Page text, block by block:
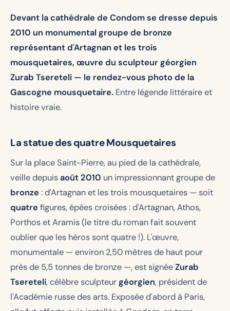
Devant la cathédrale de Condom se dresse depuis
2010 un monumental groupe de bronze
représentant d'Artagnan et les trois
mousquetaires, œuvre du sculpteur géorgien
Zurab Tsereteli — le rendez-vous photo de la
Gascogne mousquetaire. Entre légende littéraire et
histoire vraie.
La statue des quatre Mousquetaires
Sur la place Saint-Pierre, au pied de la cathédrale,
veille depuisaoût 2010 un impressionnant groupe de
bronze : d'Artagnan et les trois mousquetaires — soit
quatre figures, épées croisées : d'Artagnan, Athos,
Porthos et Aramis (le titre du roman fait souvent
oublier que les héros sont quatre !). L'œuvre,
monumentale — environ 2,50 mètres de haut pour
près de 5,5 tonnes de bronze —, est signéeZurab
Tsereteli, célèbre sculpteurgéorgien, président de
l'Académie russe des arts. Exposée d'abord à Paris,